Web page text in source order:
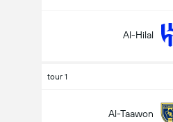
Al-Hilal
tour 1
Al-Taawon